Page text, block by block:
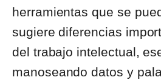
herramientas que se
sugiere diferencias
del trabajo intelectual,
manoseando datos y